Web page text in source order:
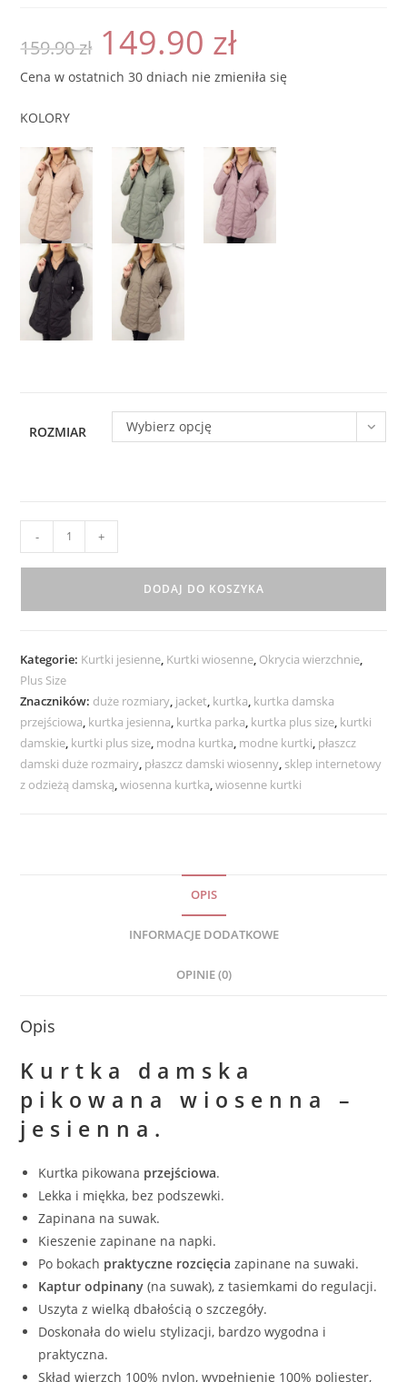
159.90zł
Pierwotna
cena
wynosiła:
159.90 zł.
149.90 złcena
149.90 zł.
Cena w ostatnich 30 dniach nie zmieniła się
KOLORY
ROZMIAR Wybierz opcję
Kurtka
MARGARET
od
do
54
beż
- +
DODAJ DO KOSZYKA
Kategorie: Kurtki jesienne, Kurtki wiosenne, Okrycia wierzchnie,
Plus Size
Znaczników: duże rozmiary, jacket, kurtka, kurtka damska
przejściowa, kurtka jesienna, kurtka parka, kurtka plus size, kurtki
damskie, kurtki plus size, modna kurtka, modne kurtki, płaszcz
damski duże rozmairy, płaszcz damski wiosenny, sklep internetowy
z odzieżą damską,wiosenna kurtka,wiosenne kurtki
OPIS
INFORMACJE DODATKOWE
OPINIE (0)
Opis
Kurtka damska
pikowanawiosenna –
jesienna .
Kurtka pikowana przejściowa.
Lekka i miękka, bez podszewki.
Zapinana na suwak.
Kieszenie zapinane na napki.
Po bokach praktyczne rozcięcia zapinane na suwaki.
Kaptur odpinany(na suwak), z tasiemkami do regulacji.
Uszyta z wielką dbałością o szczegóły.
Doskonała do wielu stylizacji, bardzo wygodna i
praktyczna.
Skład wierzch 100% nylon, wypełnienie 100% poliester,